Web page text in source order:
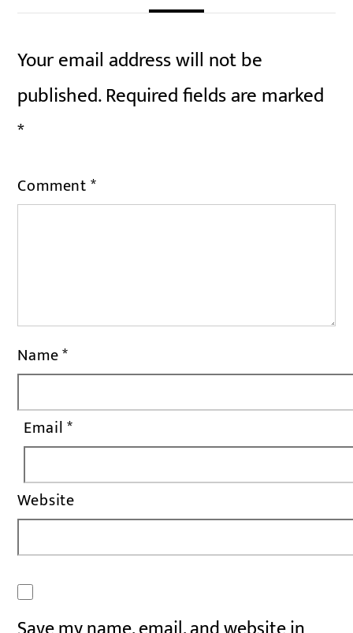
Your email address will not be
published.Required fields are marked
*
Comment*
Name*
Email*
Website